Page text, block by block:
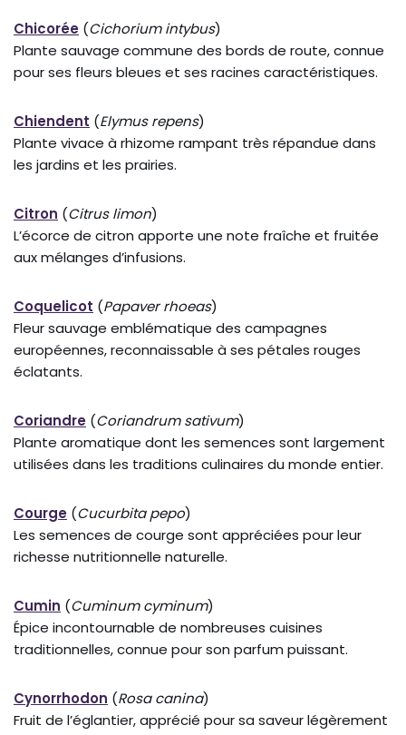
Chicorée (Cichorium intybus)
Plante sauvage commune des bords de route, connue
pour ses fleurs bleues et ses racines caractéristiques.
Chiendent (Elymus repens)
Plante vivace à rhizome rampant très répandue dans
les jardins et les prairies.
Citron (Citrus limon)
L’écorce de citron apporte une note fraîche et fruitée
aux mélanges d’infusions.
Coquelicot (Papaver rhoeas)
Fleur sauvage emblématique des campagnes
européennes, reconnaissable à ses pétales rouges
éclatants.
Coriandre (Coriandrum sativum)
Plante aromatique dont les semences sont largement
utilisées dans les traditions culinaires du monde entier.
Courge (Cucurbita pepo)
Les semences de courge sont appréciées pour leur
richesse nutritionnelle naturelle.
Cumin (Cuminum cyminum)
Épice incontournable de nombreuses cuisines
traditionnelles, connue pour son parfum puissant.
Cynorrhodon (Rosa canina)
Fruit de l’églantier, apprécié pour sa saveur légèrement